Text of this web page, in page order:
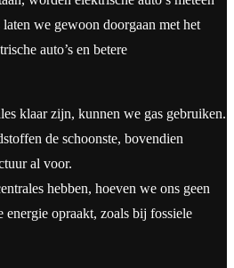
we gewoon doorgaan met het
auto’s en betere
klaar zijn, kunnen we gas gebruiken.
de schoonste, bovendien
al voor.
hebben, hoeven we ons geen
energie opraakt, zoals bij fossiele